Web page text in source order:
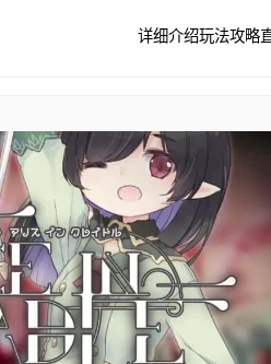
详细介绍玩法攻略